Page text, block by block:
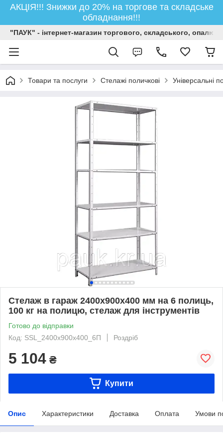
АКЦІЯ!!! Знижки до 20% на торгове та складське
обладнання!!!
"ПАУК" - інтернет-магазин торгового, складського,
Товари та послуги Стелажі поличкові Універсальні
Стелаж в гараж 2400х900х400 мм на 6 полиць,
100 кг на полицю, стелаж для інструментів
Готово до відправки
Код: SSL_2400х900х400_6П
Роздріб
5 104 ₴
Купити
Опис Характеристики Доставка Оплата Умови